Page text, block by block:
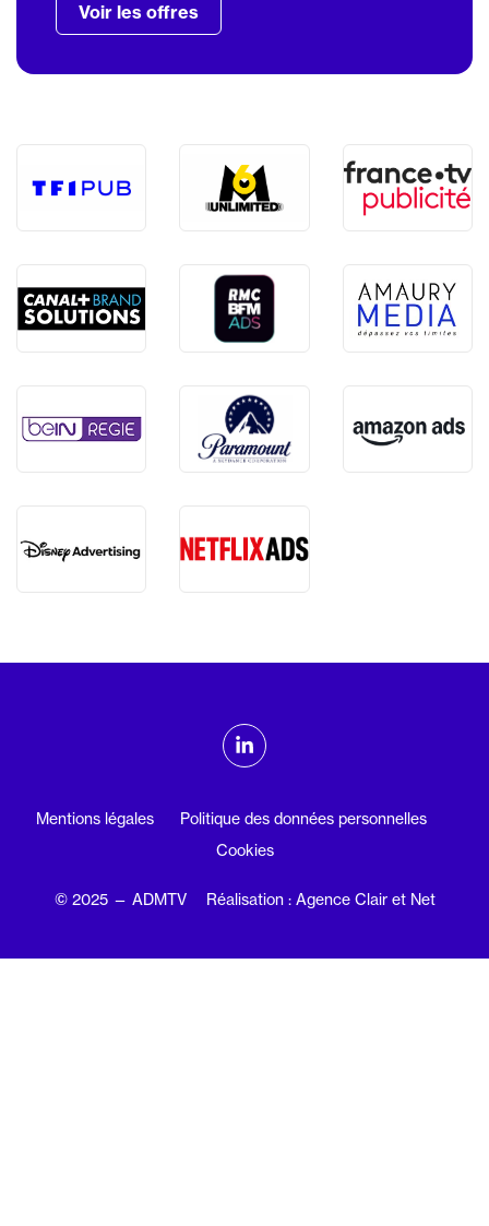
Voir les offres
ADMTV sur les réseaux sociaux
Linkedin
Mentions légales
Politique des données personnelles
Cookies
© 2025 — ADMTV Réalisation : Agence Clair et Net